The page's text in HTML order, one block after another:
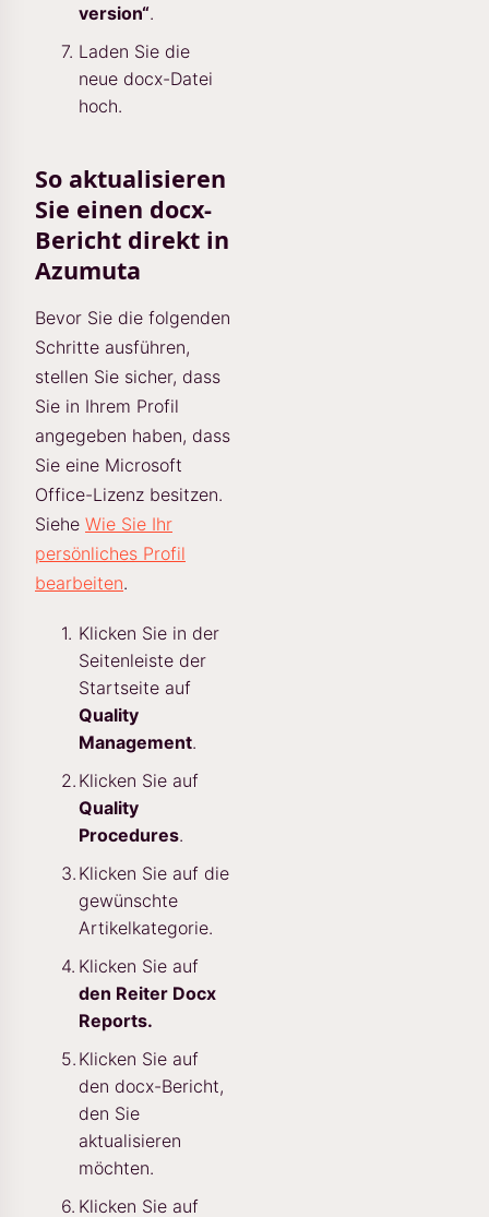
version“.
Laden Sie die
neue docx-Datei
hoch.
So aktualisieren
Sie einen docx-
Bericht direkt in
Azumuta
Bevor Sie die folgenden
Schritte ausführen,
stellen Sie sicher, dass
Sie in Ihrem Profil
angegeben haben, dass
Sie eine Microsoft
Office-Lizenz besitzen.
Siehe Wie Sie Ihr
persönliches Profil
bearbeiten.
Klicken Sie in der
Seitenleiste der
Startseite auf
Quality
Management.
Klicken Sie auf
Quality
Procedures.
Klicken Sie auf die
gewünschte
Artikelkategorie.
Klicken Sie auf
den Reiter Docx
Reports.
Klicken Sie auf
den docx-Bericht,
den Sie
aktualisieren
möchten.
Klicken Sie auf